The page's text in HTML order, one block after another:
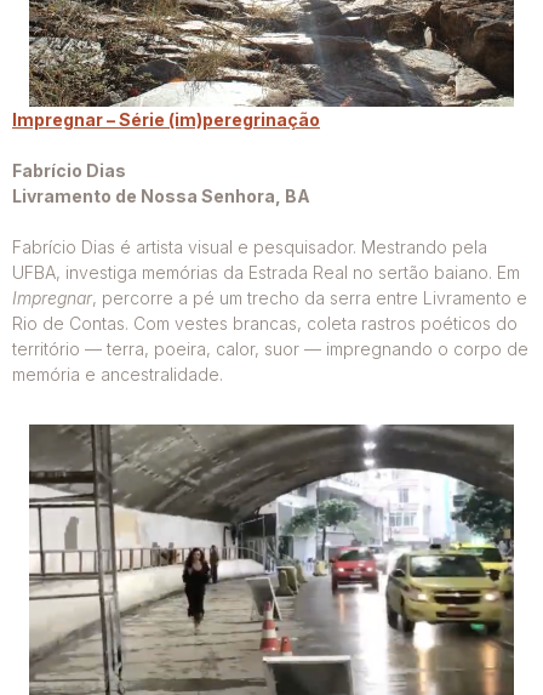
Impregnar – Série (im)peregrinação
Fabrício Dias
Livramento de Nossa Senhora, BA
Fabrício Dias é artista visual e pesquisador. Mestrando pela
UFBA, investiga memórias da Estrada Real no sertão baiano. Em
Impregnar, percorre a pé um trecho da serra entre Livramento e
Rio de Contas. Com vestes brancas, coleta rastros poéticos do
território — terra, poeira, calor, suor — impregnando o corpo de
memória e ancestralidade.